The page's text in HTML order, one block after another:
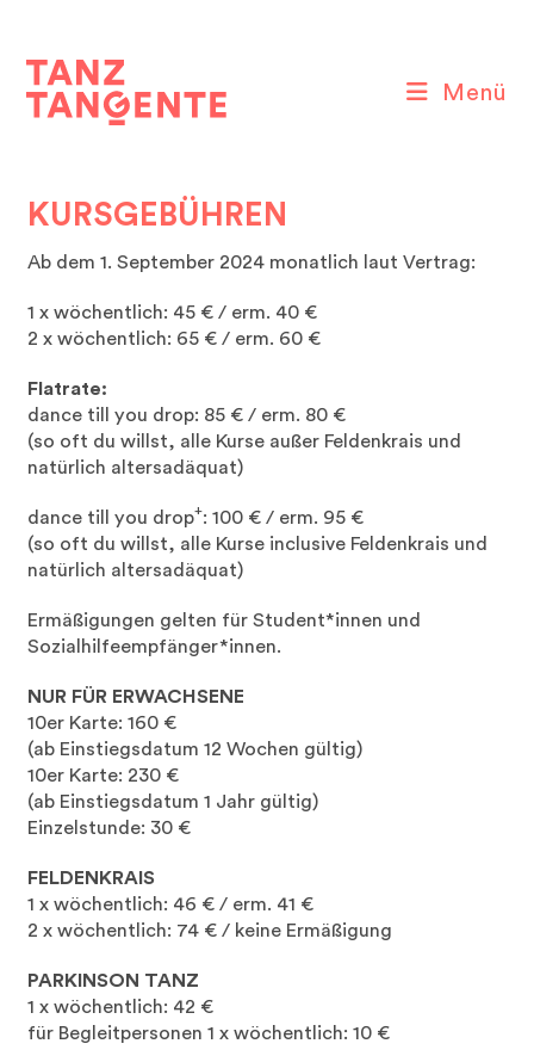
Menü
KURSGEBÜHREN
Ab dem 1. September 2024 monatlich laut Vertrag:
1 x wöchentlich: 45 € / erm. 40 €
2 x wöchentlich: 65 € / erm. 60 €
Flatrate:
dance till you drop: 85 € / erm. 80 €
(so oft du willst, alle Kurse außer Feldenkrais und
natürlich altersadäquat)
dance till you drop+: 100 € / erm. 95 €
(so oft du willst, alle Kurse inclusive Feldenkrais und
natürlich altersadäquat)
Ermäßigungen gelten für Student*innen und
Sozialhilfeempfänger*innen.
NUR FÜR ERWACHSENE
10er Karte: 160 €
(ab Einstiegsdatum 12 Wochen gültig)
10er Karte: 230 €
(ab Einstiegsdatum 1 Jahr gültig)
Einzelstunde: 30 €
FELDENKRAIS
1 x wöchentlich: 46 € / erm. 41 €
2 x wöchentlich: 74 € / keine Ermäßigung
PARKINSON TANZ
1 x wöchentlich: 42 €
für Begleitpersonen 1 x wöchentlich: 10 €